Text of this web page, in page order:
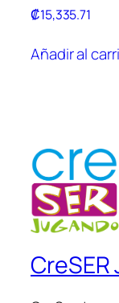
₡15,335.71
Añadir al